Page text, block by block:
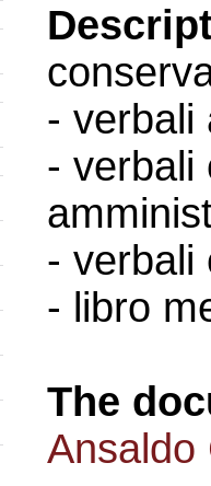
- verbali
- verbali
- verbali
- libro
The
Ansaldo